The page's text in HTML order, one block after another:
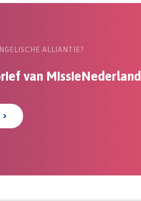
ALLIANTIE?
van MissieNederland